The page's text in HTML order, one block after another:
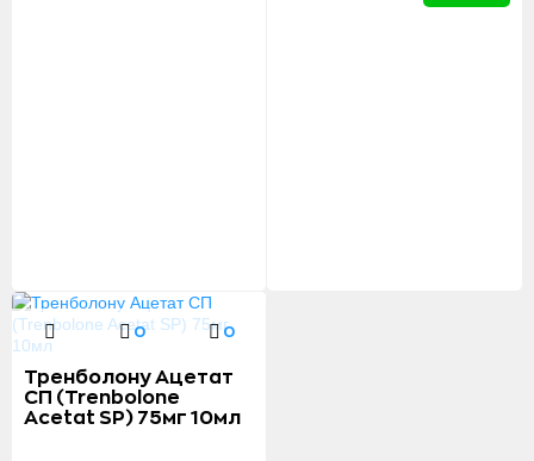
0 0
Тренболону Ацетат
СП (Trenbolone
Acetat SP) 75мг 10мл